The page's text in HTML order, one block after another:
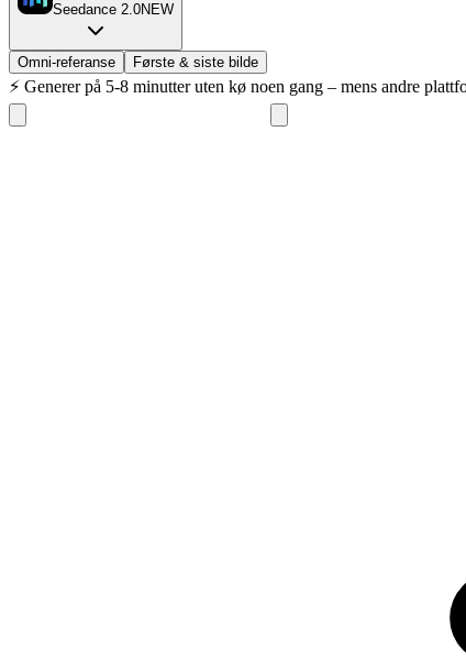
Seedance 2.0NEW
Omni-referanse Første & siste bilde
⚡ Generer på 5-8 minutter uten kø noen gang – mens andre